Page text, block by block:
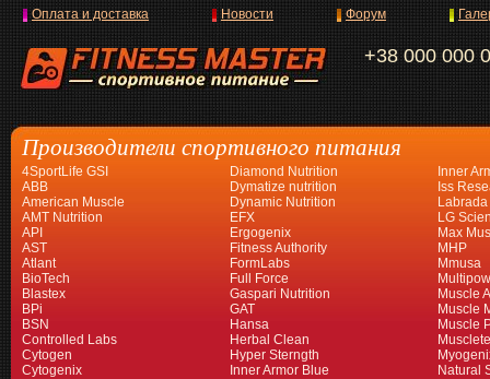
+38 000 000
Оплата и доставка Новости Форум
Производители спортивного питания
4SportLife GSI
ABB
American Muscle
AMT Nutrition
API
AST
Atlant
BioTech
Blastex
BPi
BSN
Controlled Labs
Cytogen
Cytogenix
Diamond Nutrition
Dymatize nutrition
Dynamic Nutrition
EFX
Ergogenix
Fitness Authority
FormLabs
Full Force
Gaspari Nutrition
GAT
Hansa
Herbal Clean
Hyper Sterngth
Inner Armor Blue
Inner
Iss
Labrada
LG
Max
MHP
Mmusa
Muscle
Muscle
Muscle
Natural